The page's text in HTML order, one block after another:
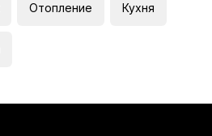
Отопление Кухня